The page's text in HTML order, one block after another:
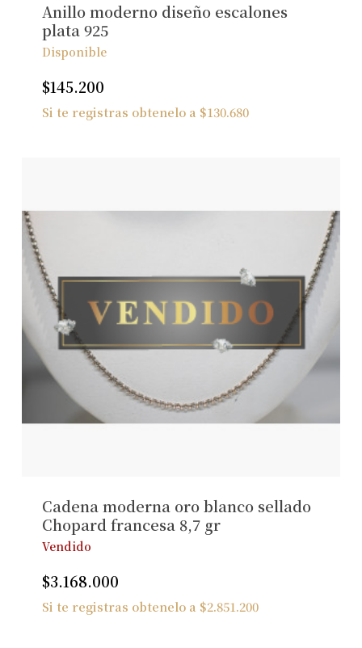
Anillo moderno diseño escalones
plata 925
Disponible
$145.200
Si te registras obtenelo a $130.680
Cadena moderna oro blanco sellado
Chopard francesa 8,7 gr
Vendido
$3.168.000
Si te registras obtenelo a $2.851.200